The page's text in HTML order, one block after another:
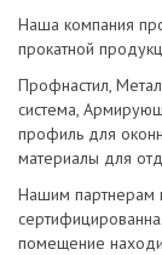
Наша компания
прокатной
Профнастил,
система,
профиль для
материалы для
Нашим партнерам
помещение